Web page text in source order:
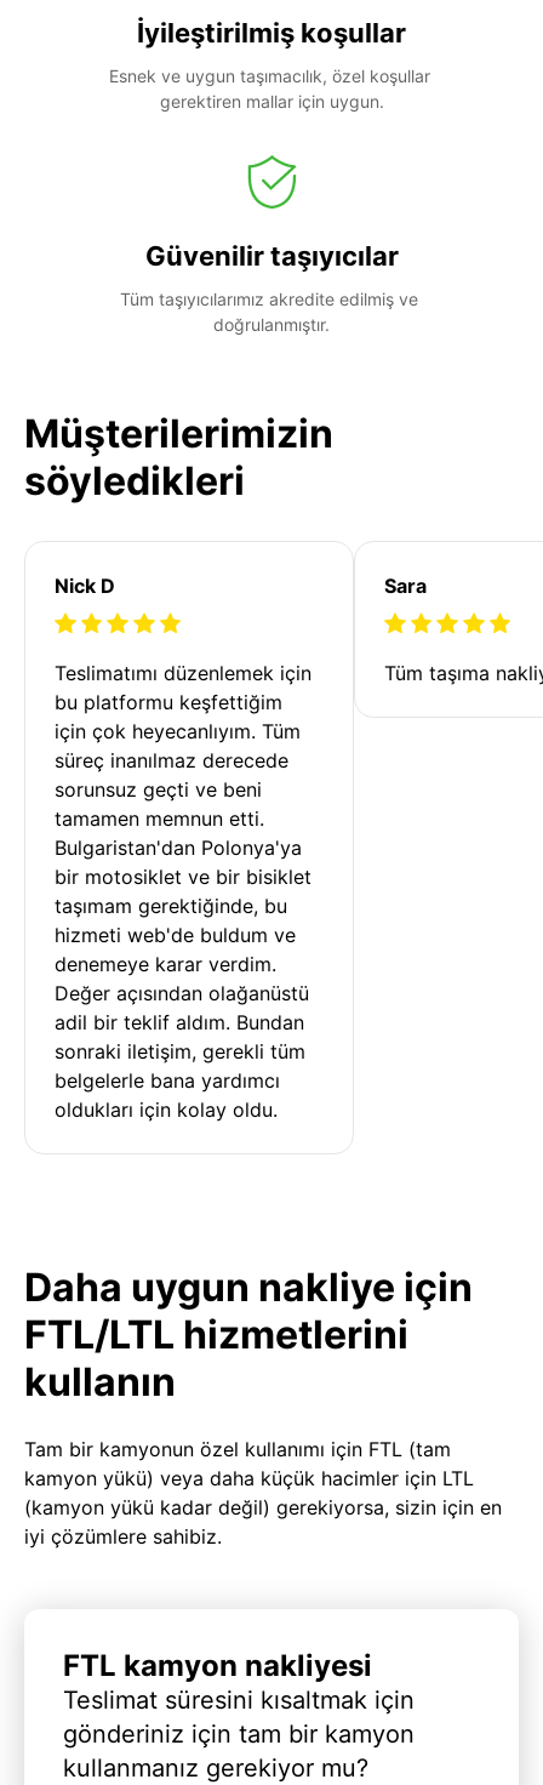
İyileştirilmiş koşullar
Esnek ve uygun taşımacılık, özel koşullar
gerektiren mallar için uygun.
Güvenilir taşıyıcılar
Tüm taşıyıcılarımız akredite edilmiş ve
doğrulanmıştır.
Müşterilerimizin
söyledikleri
Nick D
Teslimatımı düzenlemek için
bu platformu keşfettiğim
için çok heyecanlıyım. Tüm
süreç inanılmaz derecede
sorunsuz geçti ve beni
tamamen memnun etti.
Bulgaristan'dan Polonya'ya
bir motosiklet ve bir bisiklet
taşımam gerektiğinde, bu
hizmeti web'de buldum ve
denemeye karar verdim.
Değer açısından olağanüstü
adil bir teklif aldım. Bundan
sonraki iletişim, gerekli tüm
belgelerle bana yardımcı
oldukları için kolay oldu.
Sara
Tüm taşıma
Daha uygun nakliye için
FTL/LTL hizmetlerini
kullanın
Tam bir kamyonun özel kullanımı için FTL (tam
kamyon yükü) veya daha küçük hacimler için LTL
(kamyon yükü kadar değil) gerekiyorsa, sizin için en
iyi çözümlere sahibiz.
FTL kamyon nakliyesi
Teslimat süresini kısaltmak için
gönderiniz için tam bir kamyon
kullanmanız gerekiyor mu?